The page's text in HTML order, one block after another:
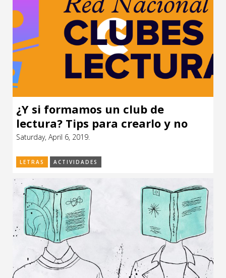
¿Y si formamos un club de
lectura? Tips para crearlo y no
morir en el intento.
Saturday, April 6, 2019.
LETRAS ACTIVIDADES